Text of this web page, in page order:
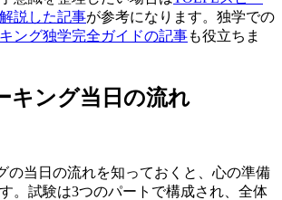
説した記事が参考になります。独学での
ング独学完全ガイドの記事も役立ちま
キング当日の流れ
の当日の流れを知っておくと、心の準備
。試験は3つのパートで構成され、全体